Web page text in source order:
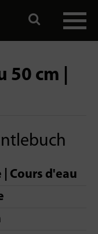
cm |
| Cours d'eau